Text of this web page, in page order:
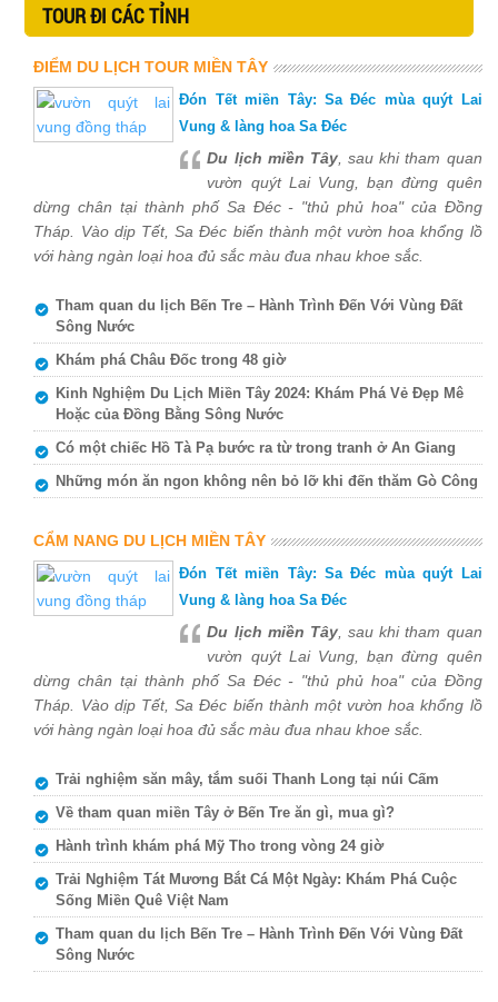
TOUR ĐI CÁC TỈNH
ĐIỂM DU LỊCH TOUR MIỀN TÂY
Đón Tết miền Tây: Sa Đéc mùa quýt Lai
Vung & làng hoa Sa Đéc
Du lịch miền Tây, sau khi tham quan
vườn quýt Lai Vung, bạn đừng quên
dừng chân tại thành phố Sa Đéc - "thủ phủ hoa" của Đồng
Tháp. Vào dịp Tết, Sa Đéc biến thành một vườn hoa khổng lồ
với hàng ngàn loại hoa đủ sắc màu đua nhau khoe sắc.
Tham quan du lịch Bến Tre – Hành Trình Đến Với Vùng Đất
Sông Nước
Khám phá Châu Đốc trong 48 giờ
Kinh Nghiệm Du Lịch Miền Tây 2024: Khám Phá Vẻ Đẹp Mê
Hoặc của Đồng Bằng Sông Nước
Có một chiếc Hồ Tà Pạ bước ra từ trong tranh ở An Giang
Những món ăn ngon không nên bỏ lỡ khi đến thăm Gò Công
CẨM NANG DU LỊCH MIỀN TÂY
Đón Tết miền Tây: Sa Đéc mùa quýt Lai
Vung & làng hoa Sa Đéc
Du lịch miền Tây, sau khi tham quan
vườn quýt Lai Vung, bạn đừng quên
dừng chân tại thành phố Sa Đéc - "thủ phủ hoa" của Đồng
Tháp. Vào dịp Tết, Sa Đéc biến thành một vườn hoa khổng lồ
với hàng ngàn loại hoa đủ sắc màu đua nhau khoe sắc.
Trải nghiệm săn mây, tắm suối Thanh Long tại núi Cấm
Về tham quan miền Tây ở Bến Tre ăn gì, mua gì?
Hành trình khám phá Mỹ Tho trong vòng 24 giờ
Trải Nghiệm Tát Mương Bắt Cá Một Ngày: Khám Phá Cuộc
Sống Miền Quê Việt Nam
Tham quan du lịch Bến Tre – Hành Trình Đến Với Vùng Đất
Sông Nước